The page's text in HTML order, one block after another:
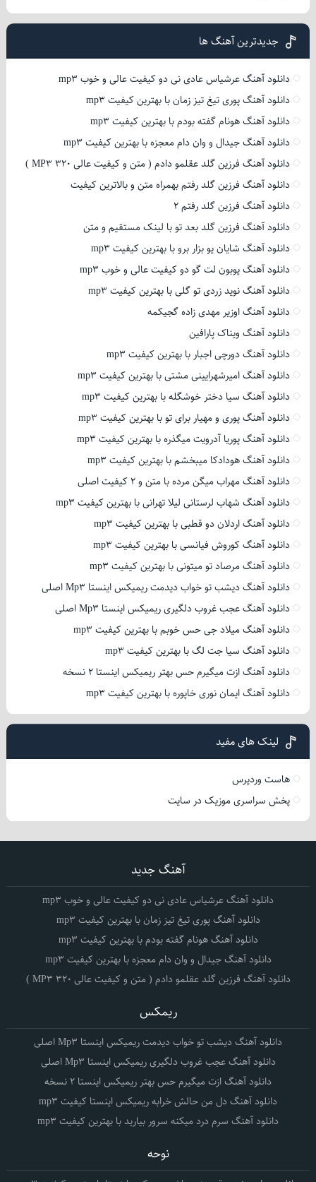
جدیدترین آهنگ ها
دانلود آهنگ عرشیاس عادی نی دو کیفیت عالی و خوب mp3
دانلود آهنگ پوری تیغ تیز زمان با بهترین کیفیت mp3
دانلود آهنگ هونام گفته بودم با بهترین کیفیت mp3
دانلود آهنگ جیدال و وان دام معجزه با بهترین کیفیت mp3
دانلود آهنگ فرزین گلد عقلمو دادم ( متن و کیفیت عالی 320 MP3 )
دانلود آهنگ فرزین گلد رفتم بهمراه متن و بالاترین کیفیت
دانلود آهنگ فرزین گلد رفتم 2
دانلود آهنگ فرزین گلد بعد تو با لینک مستقیم و متن
دانلود آهنگ شایان یو بزار برو با بهترین کیفیت mp3
دانلود آهنگ پوبون لت گو دو کیفیت عالی و خوب mp3
دانلود آهنگ نوید زردی تو گلی با بهترین کیفیت mp3
دانلود آهنگ اوزیر مهدی زاده گجیکمه
دانلود آهنگ ویناک پارافین
دانلود آهنگ دورچی اجبار با بهترین کیفیت mp3
دانلود آهنگ امیرشهرایینی مشتی با بهترین کیفیت mp3
دانلود آهنگ سیا دختر خوشگله با بهترین کیفیت mp3
دانلود آهنگ پوری و مهیار برای تو با بهترین کیفیت mp3
دانلود آهنگ پوریا آدرویت میگذره با بهترین کیفیت mp3
دانلود آهنگ هودادکا میبخشم با بهترین کیفیت mp3
دانلود آهنگ مهراب میگن مرده با متن و 2 کیفیت اصلی
دانلود آهنگ شهاب لرستانی لیلا تهرانی با بهترین کیفیت mp3
دانلود آهنگ اردلان دو قطبی با بهترین کیفیت mp3
دانلود آهنگ کوروش فیانسی با بهترین کیفیت mp3
دانلود آهنگ مرصاد تو میتونی با بهترین کیفیت mp3
دانلود آهنگ دیشب تو خواب دیدمت ریمیکس اینستا Mp3 اصلی
دانلود آهنگ عجب غروب دلگیری ریمیکس اینستا Mp3 اصلی
دانلود آهنگ میلاد جی حس خوبم با بهترین کیفیت mp3
دانلود آهنگ سیا جت لگ با بهترین کیفیت mp3
دانلود آهنگ ازت میگیرم حس بهتر ریمیکس اینستا 2 نسخه
دانلود آهنگ ایمان نوری خاپوره با بهترین کیفیت mp3
لینک های مفید
هاست وردپرس
پخش سراسری موزیک در سایت
آهنگ جدید
دانلود آهنگ عرشیاس عادی نی دو کیفیت عالی و خوب mp3
دانلود آهنگ پوری تیغ تیز زمان با بهترین کیفیت mp3
دانلود آهنگ هونام گفته بودم با بهترین کیفیت mp3
دانلود آهنگ جیدال و وان دام معجزه با بهترین کیفیت mp3
دانلود آهنگ فرزین گلد عقلمو دادم ( متن و کیفیت عالی 320 MP3 )
ریمکس
دانلود آهنگ دیشب تو خواب دیدمت ریمیکس اینستا Mp3 اصلی
دانلود آهنگ عجب غروب دلگیری ریمیکس اینستا Mp3 اصلی
دانلود آهنگ ازت میگیرم حس بهتر ریمیکس اینستا 2 نسخه
دانلود آهنگ دل من حالش خرابه ریمیکس اینستا کیفیت mp3
دانلود آهنگ سرم درد میکنه سرور بیارید با بهترین کیفیت mp3
نوحه